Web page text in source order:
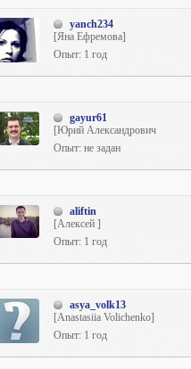
yanch234
[Яна Ефремова]
Опыт: 1 год
gayur61
[Юрий Александрович
Гагарин]
Опыт: не задан
aliftin
[Алексей ]
Опыт: 1 год
asya_volk13
[Anastasiia Volichenko]
Опыт: 1 год